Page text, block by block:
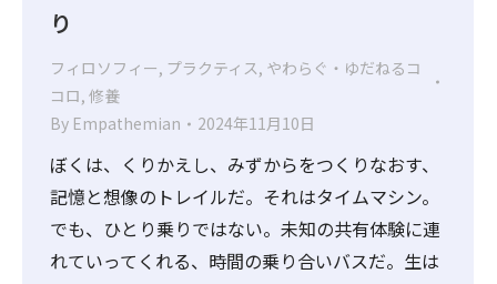
り
フィロソフィー, プラクティス, やわらぐ・ゆだねるコ
コロ, 修養
By Empathemian 2024年11月10日
ぼくは、くりかえし、みずからをつくりなおす、
記憶と想像のトレイルだ。それはタイムマシン。
でも、ひとり乗りではない。未知の共有体験に連
れていってくれる、時間の乗り合いバスだ。生は